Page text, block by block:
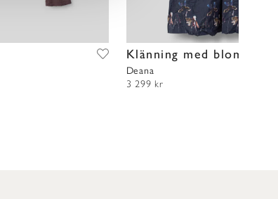
Klänning med blommor
Deana
3 299 kr